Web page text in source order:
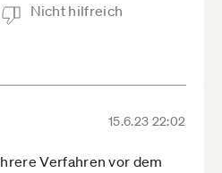
Nicht hilfreich
15.6.23 22:02
Verfahren vor dem